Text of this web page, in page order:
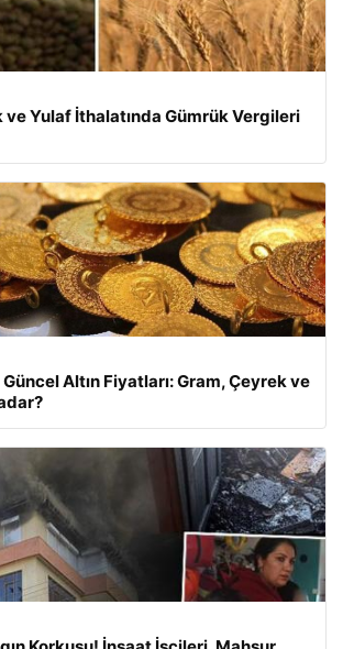
Yulaf İthalatında Gümrük Vergileri
Altın Fiyatları: Gram, Çeyrek ve